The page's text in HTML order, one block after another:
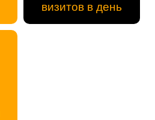
визитов в день